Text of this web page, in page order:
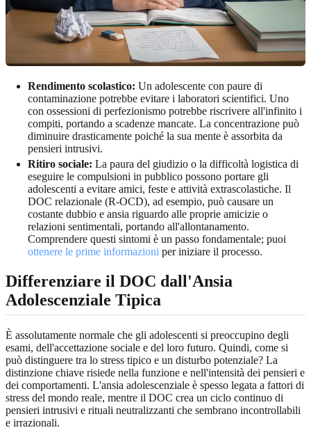
Rendimento scolastico: Un adolescente con paure di
contaminazione potrebbe evitare i laboratori scientifici. Uno
con ossessioni di perfezionismo potrebbe riscrivere all'infinito i
compiti, portando a scadenze mancate. La concentrazione può
diminuire drasticamente poiché la sua mente è assorbita da
pensieri intrusivi.
Ritiro sociale: La paura del giudizio o la difficoltà logistica di
eseguire le compulsioni in pubblico possono portare gli
adolescenti a evitare amici, feste e attività extrascolastiche. Il
DOC relazionale (R-OCD), ad esempio, può causare un
costante dubbio e ansia riguardo alle proprie amicizie o
relazioni sentimentali, portando all'allontanamento.
Comprendere questi sintomi è un passo fondamentale; puoi
ottenere le prime informazioni per iniziare il processo.
Differenziare il DOC dall'Ansia
Adolescenziale Tipica
È assolutamente normale che gli adolescenti si preoccupino degli
esami, dell'accettazione sociale e del loro futuro. Quindi, come si
può distinguere tra lo stress tipico e un disturbo potenziale? La
distinzione chiave risiede nella funzione e nell'intensità dei pensieri e
dei comportamenti. L'ansia adolescenziale è spesso legata a fattori di
stress del mondo reale, mentre il DOC crea un ciclo continuo di
pensieri intrusivi e rituali neutralizzanti che sembrano incontrollabili
e irrazionali.